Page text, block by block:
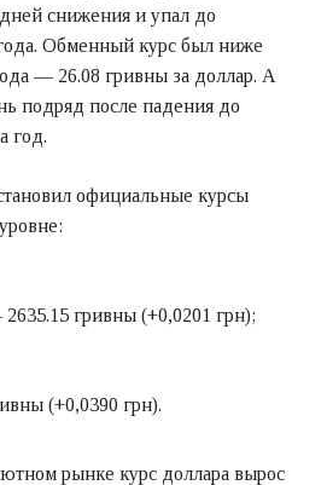
снижения и упал до
Обменный курс был ниже
— 26.08 гривны за доллар. А
подряд после падения до
год.
официальные курсы
гривны (+0,0201 грн);
(+0,0390 грн).
рынке курс доллара вырос